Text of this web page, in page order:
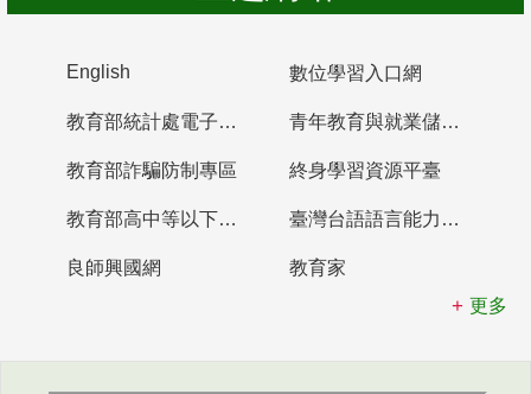
English 數位學習入口網
教育部統計處電子書櫃 青年教育與就業儲蓄帳戶
教育部詐騙防制專區 終身學習資源平臺
教育部高中等以下學校及幼兒園教師資格檢定考試 臺灣台語語言能力認證網站
良師興國網
教育家
更多